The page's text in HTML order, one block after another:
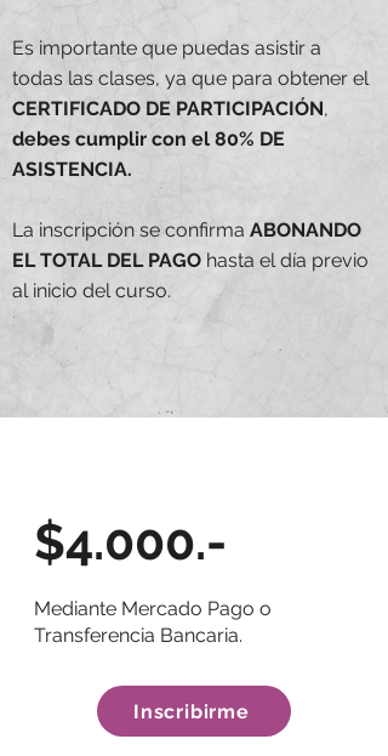
Es importante que puedas asistir a
todas las clases, ya que para obtener el
CERTIFICADO DE PARTICIPACIÓN,
debes cumplir con el 80% DE
ASISTENCIA.
La inscripción se confirma ABONANDO
EL TOTAL DEL PAGO hasta el día previo
al inicio del curso.
$4.000.-
Mediante Mercado Pago o
Transferencia Bancaria.
Inscribirme